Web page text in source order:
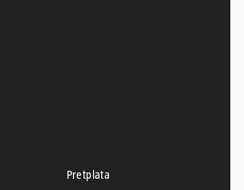
Pretplata